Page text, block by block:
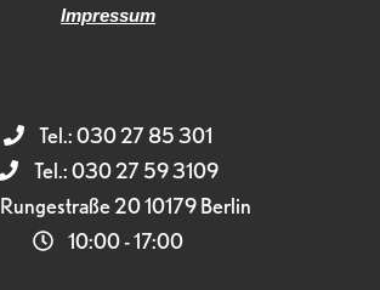
Impressum
Tel.: 030 27 85 301
Tel.: 030 27 59 3109
Rungestraße 20 10179 Berlin
10:00 - 17:00